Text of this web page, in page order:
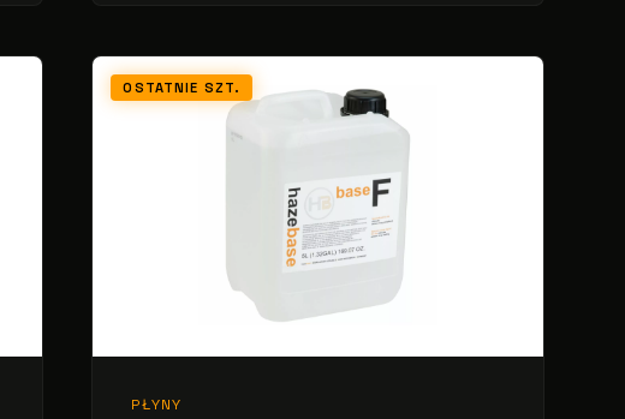
OSTATNIE SZT.
PŁYNY